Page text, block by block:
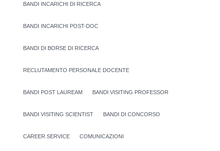
BANDI INCARICHI DI RICERCA
BANDI INCARICHI POST-DOC
BANDI DI BORSE DI RICERCA
RECLUTAMENTO PERSONALE DOCENTE
BANDI POST LAUREAM BANDI VISITING PROFESSOR
BANDI VISITING SCIENTIST BANDI DI CONCORSO
CAREER SERVICE COMUNICAZIONI